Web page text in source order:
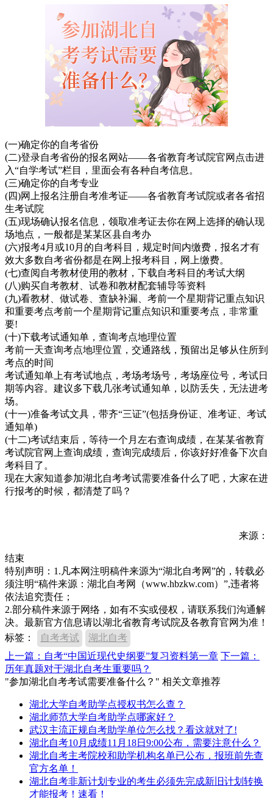
(一)确定你的自考省份
(二)登录自考省份的报名网站——各省教育考试院官网点击进
入“自学考试”栏目，里面会有各种自考信息。
(三)确定你的自考专业
(四)网上报名注册自考准考证——各省教育考试院或者各省招
生考试院
(五)现场确认报名信息，领取准考证去你在网上选择的确认现
场地点，一般都是某某区县自考办
(六)报考4月或10月的自考科目，规定时间内缴费，报名才有
效大多数自考省份都是在网上报考科目，网上缴费。
(七)查阅自考教材使用的教材，下载自考科目的考试大纲
(八)购买自考教材、试卷和教材配套辅导等资料
(九)看教材、做试卷、查缺补漏、考前一个星期背记重点知识
和重要考点考前一个星期背记重点知识和重要考点，非常重
要!
(十)下载考试通知单，查询考点地理位置
考前一天查询考点地理位置，交通路线，预留出足够从住所到
考点的时间
考试通知单上有考试地点，考场考场号，考场座位号，考试日
期等内容。建议多下载几张考试通知单，以防丢失，无法进考
场。
(十一)准备考试文具，带齐“三证”(包括身份证、准考证、考试
通知单)
(十二)考试结束后，等待一个月左右查询成绩，在某某省教育
考试院官网上查询成绩，查询完成绩后，你该好好准备下次自
考科目了。
现在大家知道参加湖北自考考试需要准备什么了吧，大家在进
行报考的时候，都清楚了吗？
来源：
结束
特别声明：1.凡本网注明稿件来源为“湖北自考网”的，转载必
须注明“稿件来源：湖北自考网（www.hbzkw.com）”,违者将
依法追究责任；
2.部分稿件来源于网络，如有不实或侵权，请联系我们沟通解
决。最新官方信息请以湖北省教育考试院及各教育官网为准！
标签：
自考考试
湖北自考
上一篇：自考“中国近现代史纲要”复习资料第一章 下一篇：
历年真题对于湖北自考生重要吗？
"参加湖北自考考试需要准备什么？" 相关文章推荐
湖北大学自考助学点授权书怎么查？
湖北师范大学自考助学点哪家好？
武汉主流正规自考助学单位怎么找？看这就对了!
湖北自考10月成绩11月18日9:00公布，需要注意什么？
湖北自考主考院校和助学机构名单已公布，报班前先查
官方名单！
湖北自考非新计划专业的考生必须先完成新旧计划转换
才能报考！速看！